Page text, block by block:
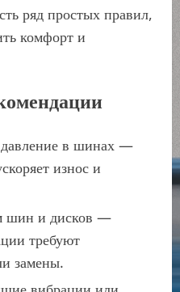
ряд простых правил,
комфорт и
давление в шинах —
износ и
шин и дисков —
требуют
замены.